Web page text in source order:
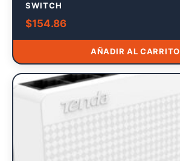
SWITCH
$154.86
AÑADIR AL CARRITO